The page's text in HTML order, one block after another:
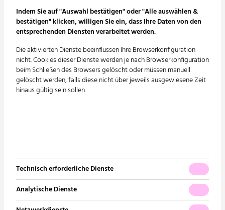
Technisch erforderliche Dienste
Analytische Dienste
Indem Sie auf "Auswahl bestätigen" oder "Alle auswählen &
bestätigen" klicken, willigen Sie ein, dass Ihre Daten von den
entsprechenden Diensten verarbeitet werden.
Die aktivierten Dienste beeinflussen Ihre Browserkonfiguration
nicht. Cookies dieser Dienste werden je nach Browserkonfiguration
beim Schließen des Browsers gelöscht oder müssen manuell
gelöscht werden, falls diese nicht über jeweils ausgewiesene Zeit
hinaus gültig sein sollen.
Conplaning GmbH
Edisonallee 19
89231 Neu-Ulm
E-Mail: info@conplaning.de
Unsere Geschichte
Unsere Vision
Unser Netzwerk
Heizung | Kälte